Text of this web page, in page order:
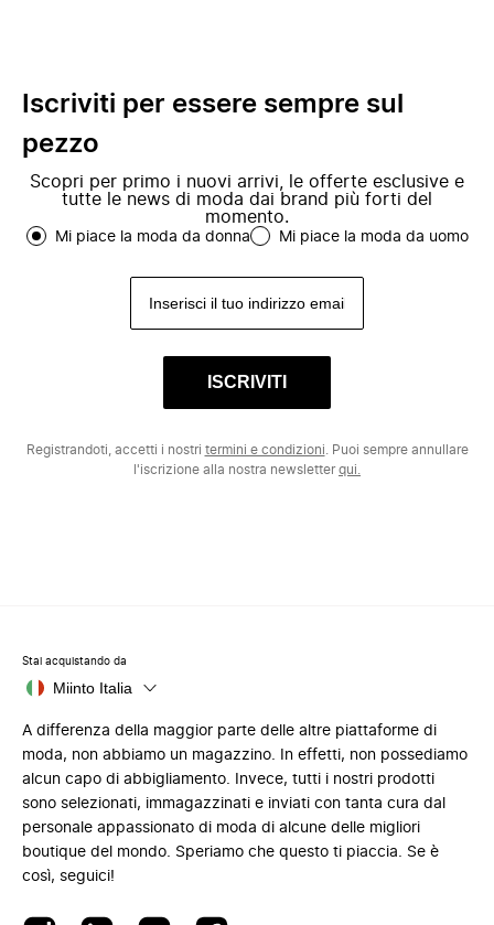
Iscriviti per essere sempre sul
pezzo
Scopri per primo i nuovi arrivi, le offerte esclusive e
tutte le news di moda dai brand più forti del
momento.
Mi piace la moda da donna Mi piace la moda da uomo
ISCRIVITI
Registrandoti, accetti i nostri termini e condizioni . Puoi sempre annullare
l'iscrizione alla nostra newsletterqui.
Stai acquistando da
Miinto Italia
A differenza della maggior parte delle altre piattaforme di
moda, non abbiamo un magazzino. In effetti, non possediamo
alcun capo di abbigliamento. Invece, tutti i nostri prodotti
sono selezionati, immagazzinati e inviati con tanta cura dal
personale appassionato di moda di alcune delle migliori
boutique del mondo. Speriamo che questo ti piaccia. Se è
così, seguici!